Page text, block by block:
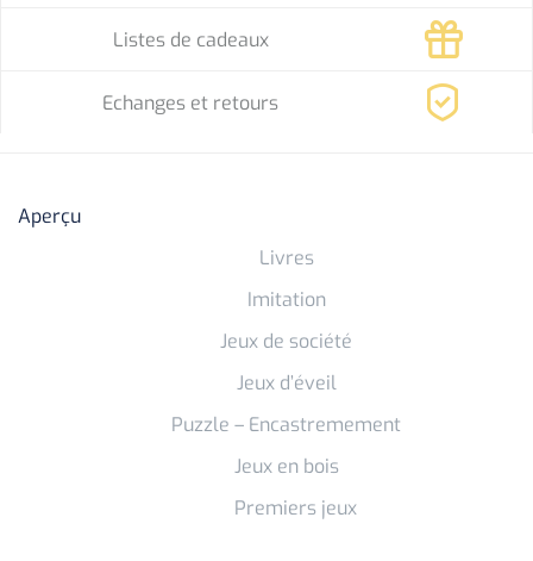
Listes de cadeaux
Echanges et retours
Aperçu
Livres
Imitation
Jeux de société
Jeux d’éveil
Puzzle – Encastremement
Jeux en bois
Premiers jeux